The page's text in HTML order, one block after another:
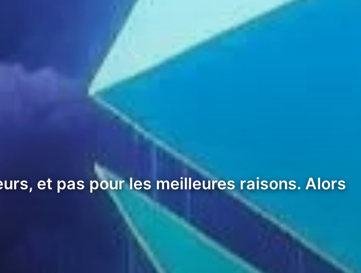
et pas pour les meilleures raisons. Alors